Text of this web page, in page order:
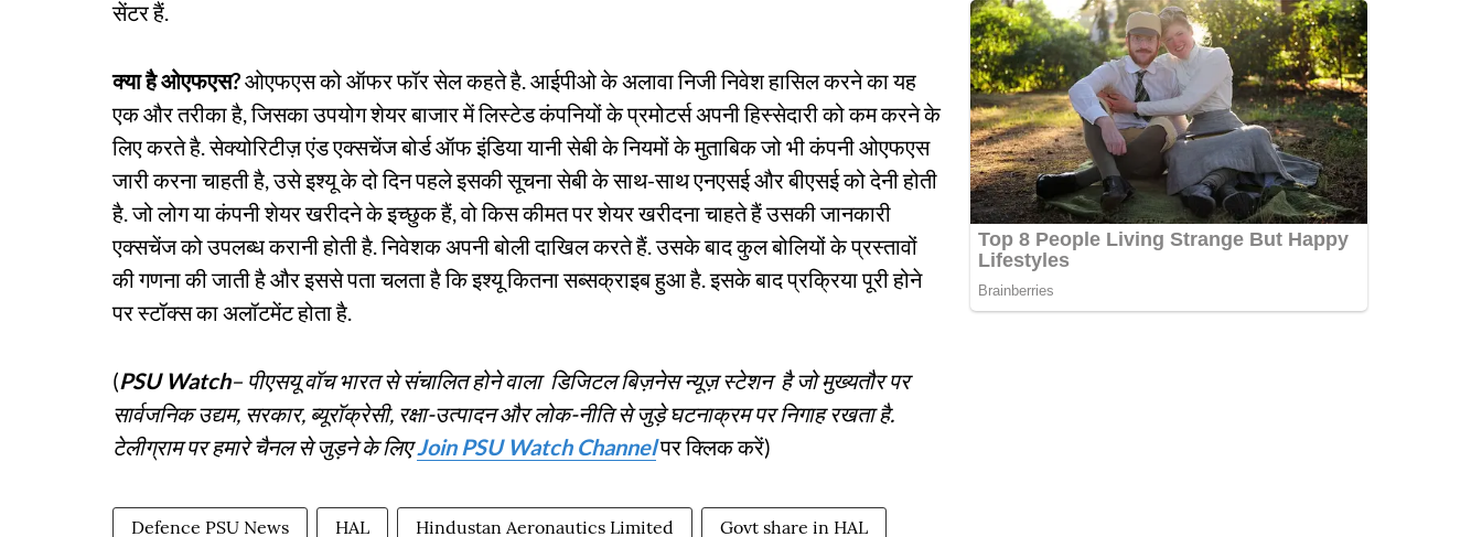
सेंटर हैं.
क्या है ओएफएस?ओएफएस को ऑफर फॉर सेल कहते है. आईपीओ के अलावा निजी निवेश हासिल करने का यह
एक और तरीका है, जिसका उपयोग शेयर बाजार में लिस्‍टेड कंपनियों के प्रमोटर्स अपनी हिस्सेदारी को कम करने के
लिए करते है. सेक्योरिटीज़ एंड एक्सचेंज बोर्ड ऑफ इंडिया यानी सेबी के नियमों के मुताबिक जो भी कंपनी ओएफएस
जारी करना चाहती है, उसे इश्यू के दो दिन पहले इसकी सूचना सेबी के साथ-साथ एनएसई और बीएसई को देनी होती
है. जो लोग या कंपनी शेयर खरीदने के इच्छुक हैं, वो किस कीमत पर शेयर खरीदना चाहते हैं उसकी जानकारी
एक्सचेंज को उपलब्ध करानी होती है. निवेशक अपनी बोली दाखिल करते हैं. उसके बाद कुल बोलियों के प्रस्तावों
की गणना की जाती है और इससे पता चलता है कि इश्यू कितना सब्सक्राइब हुआ है. इसके बाद प्रक्रिया पूरी होने
पर स्टॉक्स का अलॉटमेंट होता है.
(PSU Watch– पीएसयू वॉच भारत से संचालित होने वाला डिजिटल बिज़नेस न्यूज़ स्टेशन है जो मुख्यतौर पर
सार्वजनिक उद्यम, सरकार, ब्यूरॉक्रेसी, रक्षा-उत्पादन और लोक-नीति से जुड़े घटनाक्रम पर निगाह रखता है.
टेलीग्राम पर हमारे चैनल से जुड़ने के लिएJoin PSU Watch Channelपर क्लिक करें)
Defence PSU News HAL Hindustan Aeronautics Limited Govt share in HAL